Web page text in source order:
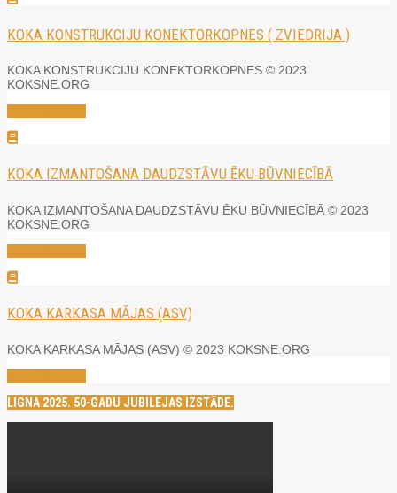
KOKA KONSTRUKCIJU KONEKTORKOPNES ( ZVIEDRIJA )
KOKA KONSTRUKCIJU KONEKTORKOPNES © 2023
KOKSNE.ORG
KOKA IZMANTOŠANA DAUDZSTĀVU ĒKU BŪVNIECĪBĀ
KOKA IZMANTOŠANA DAUDZSTĀVU ĒKU BŪVNIECĪBĀ © 2023
KOKSNE.ORG
KOKA KARKASA MĀJAS (ASV)
KOKA KARKASA MĀJAS (ASV) © 2023 KOKSNE.ORG
LIGNA 2025. 50-GADU JUBILEJAS IZSTĀDE.